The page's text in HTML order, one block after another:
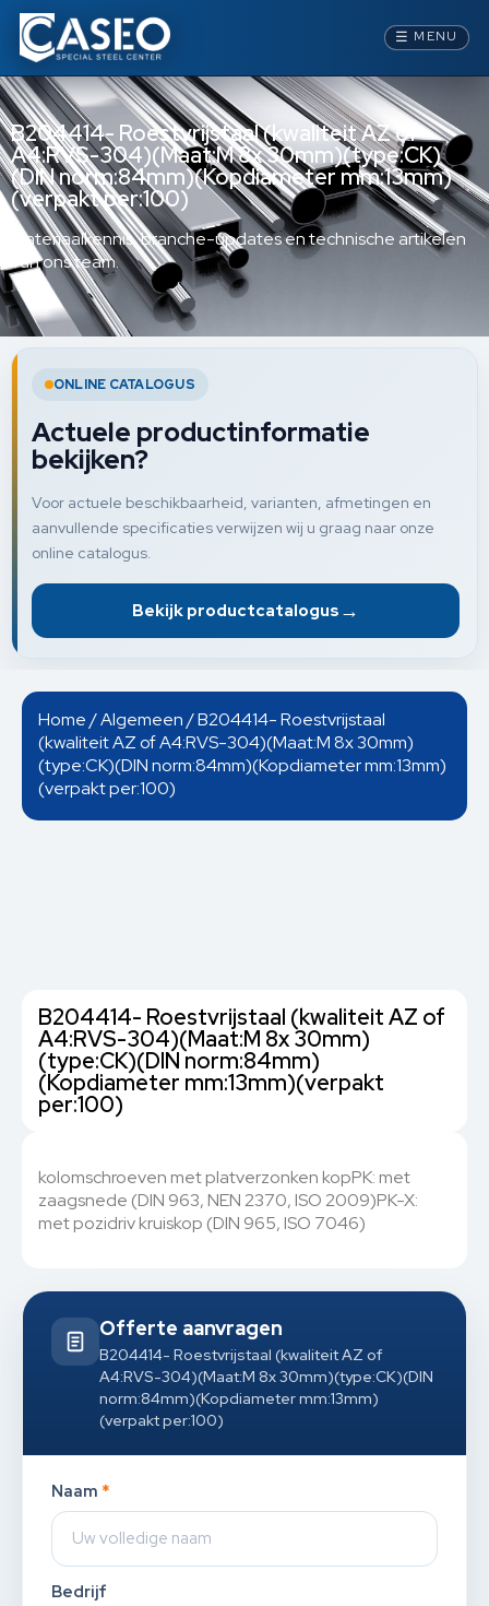
☰ MENU
B204414- Roestvrijstaal (kwaliteit AZ of
A4:RVS-304)(Maat:M 8x 30mm)(type:CK)
(DIN norm:84mm)(Kopdiameter mm:13mm)
(verpakt per:100)
Materiaalkennis, branche-updates en technische artikelen
van ons team.
ONLINE CATALOGUS
Actuele productinformatie
bekijken?
Voor actuele beschikbaarheid, varianten, afmetingen en
aanvullende specificaties verwijzen wij u graag naar onze
online catalogus.
Bekijk productcatalogus →
Home/Algemeen/ B204414- Roestvrijstaal
(kwaliteit AZ of A4:RVS-304)(Maat:M 8x 30mm)
(type:CK)(DIN norm:84mm)(Kopdiameter mm:13mm)
(verpakt per:100)
B204414- Roestvrijstaal (kwaliteit AZ of
A4:RVS-304)(Maat:M 8x 30mm)
(type:CK)(DIN norm:84mm)
(Kopdiameter mm:13mm)(verpakt
per:100)
kolomschroeven met platverzonken kopPK: met
zaagsnede (DIN 963, NEN 2370, ISO 2009)PK-X:
met pozidriv kruiskop (DIN 965, ISO 7046)
Offerte aanvragen
B204414- Roestvrijstaal (kwaliteit AZ of
A4:RVS-304)(Maat:M 8x 30mm)(type:CK)(DIN
norm:84mm)(Kopdiameter mm:13mm)
(verpakt per:100)
Naam *
Bedrijf